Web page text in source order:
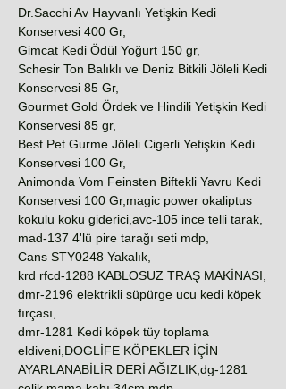
Dr.Sacchi Av Hayvanlı Yetişkin Kedi
Konservesi 400 Gr,
Gimcat Kedi Ödül Yoğurt 150 gr,
Schesir Ton Balıklı ve Deniz Bitkili Jöleli Kedi
Konservesi 85 Gr,
Gourmet Gold Ördek ve Hindili Yetişkin Kedi
Konservesi 85 gr,
Best Pet Gurme Jöleli Cigerli Yetişkin Kedi
Konservesi 100 Gr,
Animonda Vom Feinsten Biftekli Yavru Kedi
Konservesi 100 Gr,magic power okaliptus
kokulu koku giderici,avc-105 ince telli tarak,
mad-137 4'lü pire tarağı seti mdp,
Cans STY0248 Yakalık,
krd rfcd-1288 KABLOSUZ TRAŞ MAKİNASI,
dmr-2196 elektrikli süpürge ucu kedi köpek
fırçası,
dmr-1281 Kedi köpek tüy toplama
eldiveni,DOGLİFE KÖPEKLER İÇİN
AYARLANABİLİR DERİ AĞIZLIK,dg-1281